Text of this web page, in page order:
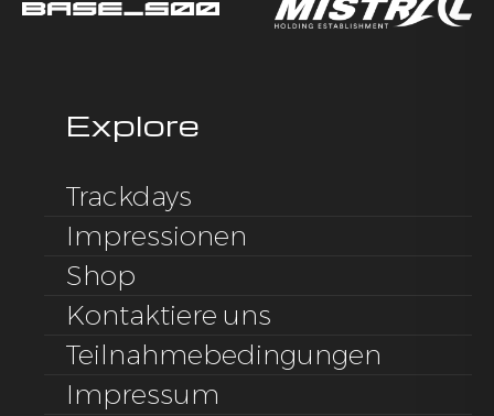
Explore
Trackdays
Impressionen
Shop
Kontaktiere uns
Teilnahmebedingungen
Impressum